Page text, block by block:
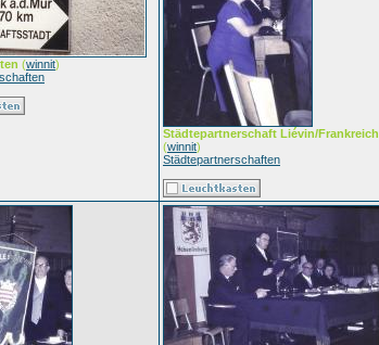
(winnit)
Städtepartnerschaft Liévin/Frankreich
(winnit)
Städtepartnerschaften